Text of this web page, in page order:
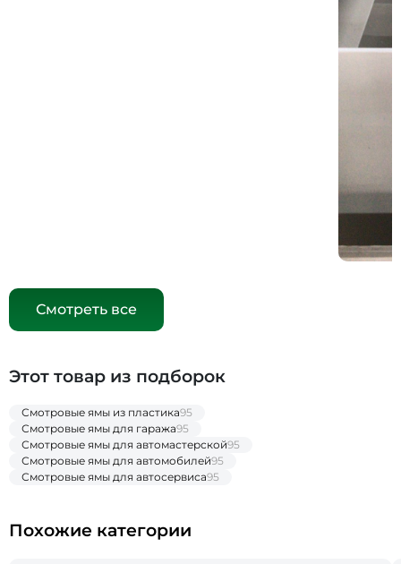
Смотреть все
Этот товар из подборок
Смотровые ямы из пластика95
Смотровые ямы для гаража95
Смотровые ямы для автомастерской95
Смотровые ямы для автомобилей95
Смотровые ямы для автосервиса95
Похожие категории